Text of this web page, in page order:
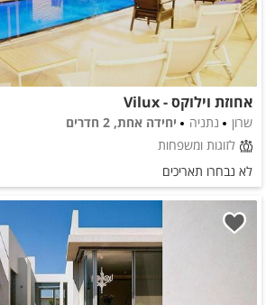
אחוזת וילוקס - Vilux
שרון נתניה
יחידה אחת, 2 חדרים
לזוגות ומשפחות
לא נבחרו תאריכים